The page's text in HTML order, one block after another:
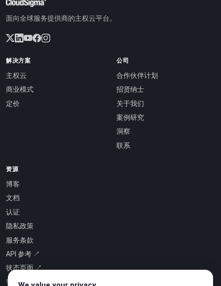
面向全球服务提供商的主权云平台。
解决方案
主权云
商业模式
定价
公司
合作伙伴计划
招贤纳士
关于我们
案例研究
洞察
联系
资源
博客
文档
认证
隐私政策
服务条款
API 参考 ↗
状态页面 ↗
智能即服务 ↗